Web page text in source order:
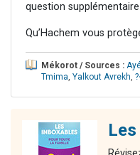
question supplémentaire.
Qu’Hachem vous
Mékorot / Sources :
Tmima, Yalkout Avrekh,